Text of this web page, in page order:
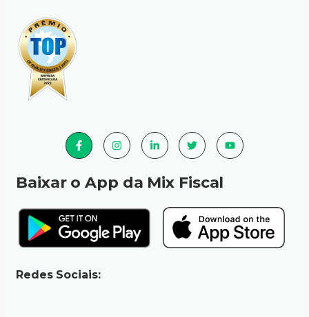
Baixar o App da Mix Fiscal
Redes Sociais: